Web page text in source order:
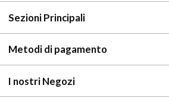
Sezioni Principali
Metodi di pagamento
I nostri Negozi